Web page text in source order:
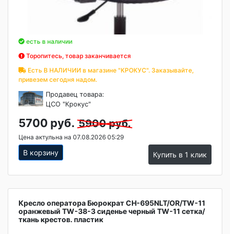
есть в наличии
Торопитесь, товар заканчивается
Есть В НАЛИЧИИ в магазине "КРОКУС". Заказывайте,
привезем сегодня надом.
Продавец товара:
ЦСО "Крокус"
5700 руб. 5900 руб.
Цена актульна на 07.08.2026 05:29
В корзину Купить в 1 клик
Кресло оператора Бюрократ CH-695NLT/OR/TW-11
оранжевый TW-38-3 сиденье черный TW-11 сетка/
ткань крестов. пластик